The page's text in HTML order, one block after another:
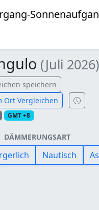
(Juli 2026)
speichern
Ort Vergleichen
GMT +8
DÄMMERUNGSART
Nautisch